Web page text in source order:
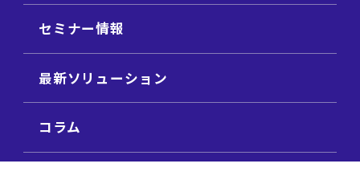
セミナー情報
最新ソリューション
コラム